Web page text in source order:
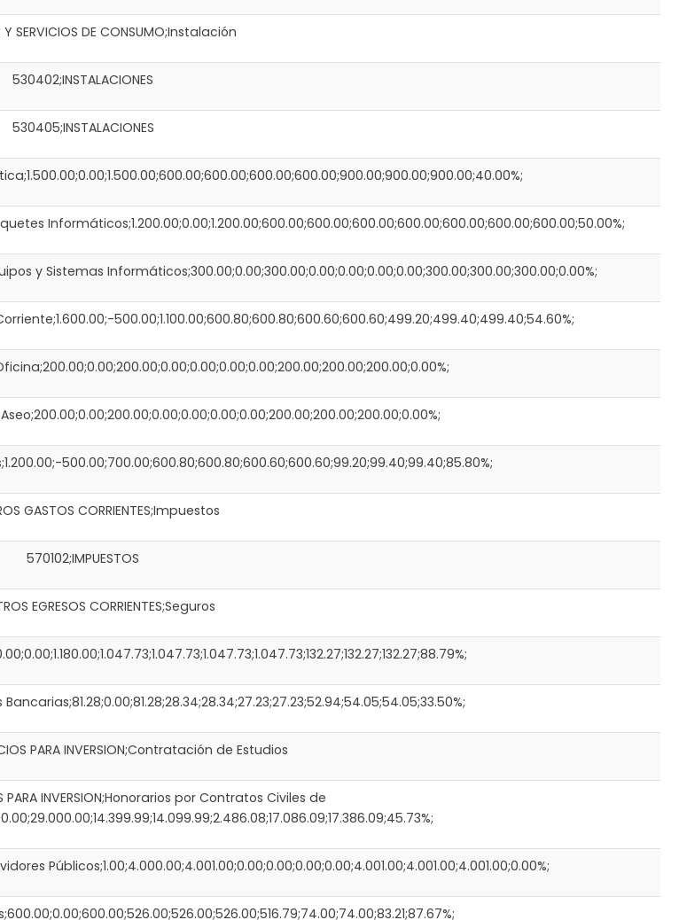
Y SERVICIOS DE CONSUMO;Instalación
530402;INSTALACIONES
530405;INSTALACIONES
Informáticos;1.200.00;0.00;1.200.00;600.00;600.00;600.00;600.00;600.00;600.00;600.00;50.00%;
y Sistemas Informáticos;300.00;0.00;300.00;0.00;0.00;0.00;0.00;300.00;300.00;300.00;0.00%;
500.00;1.100.00;600.80;600.80;600.60;600.60;499.20;499.40;499.40;54.60%;
500.00;700.00;600.80;600.80;600.60;600.60;99.20;99.40;99.40;85.80%;
GASTOS CORRIENTES;Impuestos
570102;IMPUESTOS
EGRESOS CORRIENTES;Seguros
Bancarias;81.28;0.00;81.28;28.34;28.34;27.23;27.23;52.94;54.05;54.05;33.50%;
PARA INVERSION;Contratación de Estudios
PARA INVERSION;Honorarios por Contratos Civiles de
Públicos;1.00;4.000.00;4.001.00;0.00;0.00;0.00;0.00;4.001.00;4.001.00;4.001.00;0.00%;